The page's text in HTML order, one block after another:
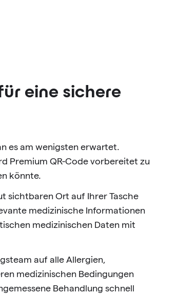
eine sichere
es am wenigsten erwartet.
Premium QR-Code vorbereitet zu
könnte.
sichtbaren Ort auf Ihrer Tasche
medizinische Informationen
medizinischen Daten mit
auf alle Allergien,
medizinischen Bedingungen
Behandlung schnell